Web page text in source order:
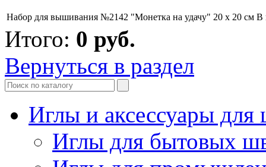
Набор для вышивания №2142 "Монетка на удачу" 20 х 20 см В
Итого: 0 руб.
Вернуться в раздел
Иглы и аксессуары
Иглы для бытовых